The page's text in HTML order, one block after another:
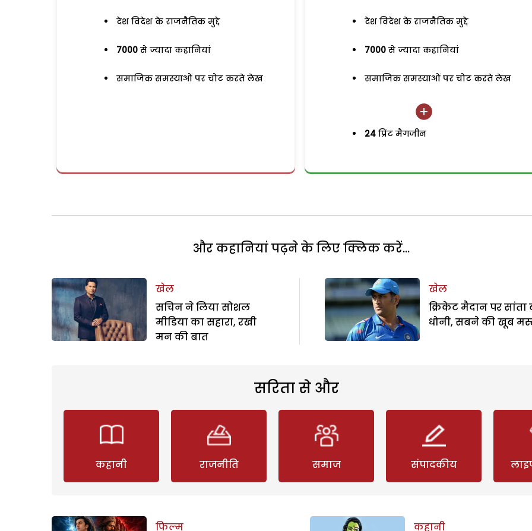
देश विदेश के राजनैतिक मुद्दे
7000 से ज्यादा कहानियां
समाजिक समस्याओं पर चोट करते लेख
देश विदेश के राजनैतिक मुद्दे
7000 से ज्यादा कहानियां
समाजिक समस्याओं पर चोट करते लेख
24 प्रिंट मैगजीन
और कहानियां पढ़ने के लिए क्लिक करें...
खेल
सचिन ने लिया सोशल
मीडिया का सहारा, रखी
मन की बात
खेल
क्रिकेट मैदान पर सांता
धोनी, सबने की खूब
सरिता से और
कहानी राजनीति समाज संपादकीय
फिल्म कहानी